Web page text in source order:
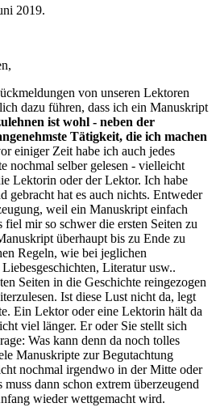
2019.
von unseren Lektoren
dazu führen, dass ich ein Manuskript
ist wohl - neben der
Tätigkeit, die ich machen
einiger Zeit habe ich auch jedes
nochmal selber gelesen - vielleicht
Lektorin oder der Lektor. Ich habe
gebracht hat es auch nichts. Entweder
weil ein Manuskript einfach
fiel mir so schwer die ersten Seiten zu
überhaupt bis zu Ende zu
Regeln, wie bei jeglichen
Literatur usw..
Seiten in die Geschichte reingezogen
Ist diese Lust nicht da, legt
Ein Lektor oder eine Lektorin hält da
viel länger. Er oder Sie stellt sich
Was kann denn da noch tolles
Manuskripte zur Begutachtung
nochmal irgendwo in der Mitte oder
dann schon extrem überzeugend
wieder wettgemacht wird.